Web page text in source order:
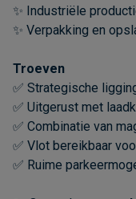
✨ Industriële
✨ Verpakking en
Troeven
✅ Strategische
✅ Uitgerust met
✅ Combinatie van
✅ Vlot bereikbaar
✅ Ruime